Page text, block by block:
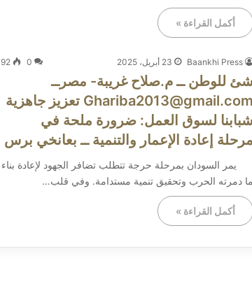
أكمل القراءة »
Baankhi Press 23 أبريل، 2025 0
92
شئ للوطن ــ م.صلاح غريبة- مصرــ
Ghariba2013@gmail.com تعزيز جاهزية
شبابنا لسوق العمل: ضرورة ملحة في
مرحلة إعادة الإعمار والتنمية ــ بعانخي برس
يمر السودان بمرحلة حرجة تتطلب تضافر الجهود لإعادة بناء
ما دمرته الحرب وتحقيق تنمية مستدامة. وفي قلب…
أكمل القراءة »